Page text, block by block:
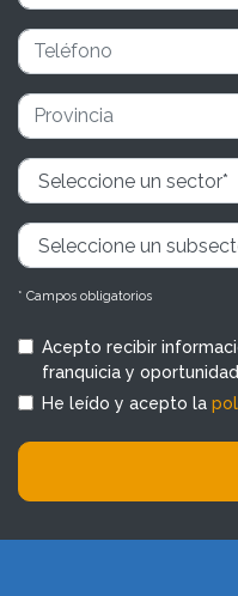
* Campos obligatorios
Acepto recibir
franquicia y
He leído y acepto la